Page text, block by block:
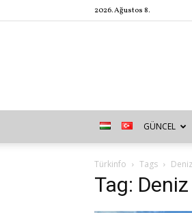
2026. Ağustos 8.
GÜNCEL
Türkinfo Tags
Tag: